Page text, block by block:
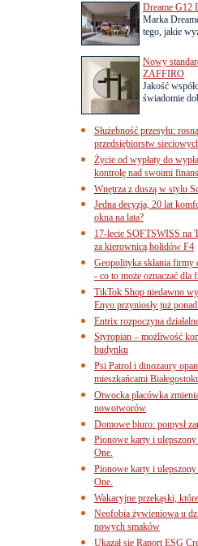
Dreame G12
Marka
tego, jakie
Nowy
ZAFFIRO
Jakość
świadomie
Służebność przesyłu:
przedsiębiorstw
Życie od wypłaty do
kontrolę nad swoimi
Wnętrza z duszą w stylu
Jedna decyzja, 20 lat
okna na lata?
17-lecie SOFTSWISS na
za kierownicą bolidów F4
Geopolityka skłania firmy
- co to może oznaczać dla
TikTok Shop niedawno
Enyo przyniosły już
Entrix rozpoczyna
Styropian – możliwość
budynku
Psi Patrol i dinozaury
mieszkańcami
Otwocka placówka
nowotworów
Domowe biuro: pomysł
Pionowe karty i
One.
Pionowe karty i
One.
Wakacyjne przekąski,
Neofobia żywieniowa u
nowych smaków
Ukazał się Raport ESG